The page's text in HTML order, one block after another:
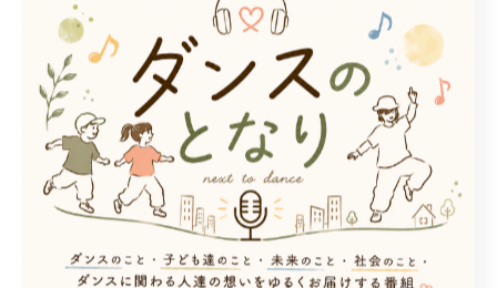
カテゴリー Categories
全てのカテゴリー
DANCE STUDIO TRIGER FIRST
DANCE STUDIO TRIGER SECOND
ダンス
子ども